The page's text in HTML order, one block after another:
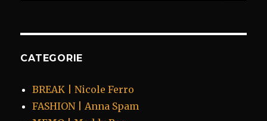
CATEGORIE
BREAK | Nicole Ferro
FASHION | Anna Spam